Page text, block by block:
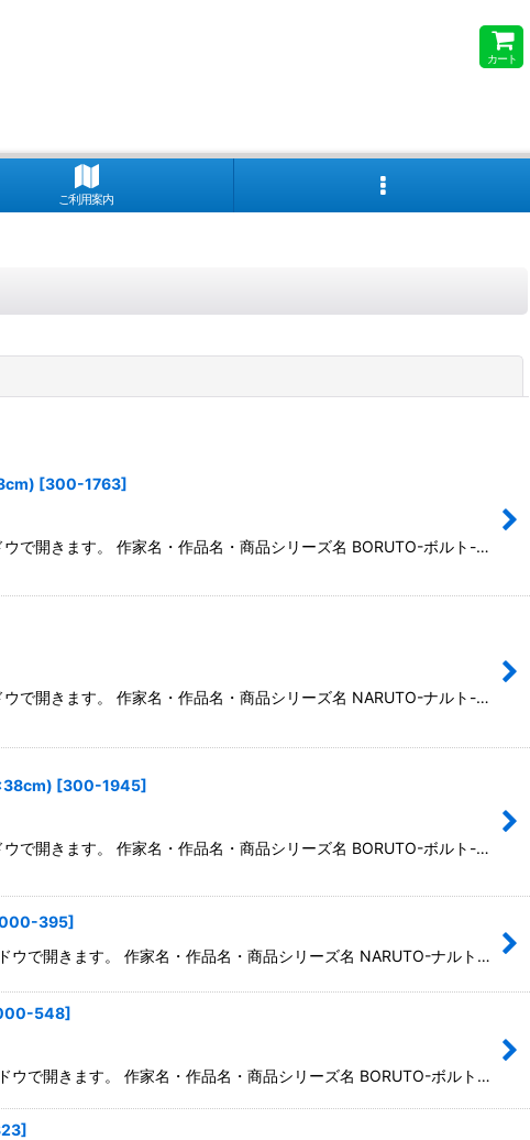
カート
ご利用案内
[300-1763]
で開きます。 作家名・作品名・商品シリーズ名 BORUTO-ボルト-…
で開きます。 作家名・作品名・商品シリーズ名 NARUTO-ナルト-…
[300-1945]
で開きます。 作家名・作品名・商品シリーズ名 BORUTO-ボルト-…
395]
で開きます。 作家名・作品名・商品シリーズ名 NARUTO-ナルト…
548]
で開きます。 作家名・作品名・商品シリーズ名 BORUTO-ボルト…
]